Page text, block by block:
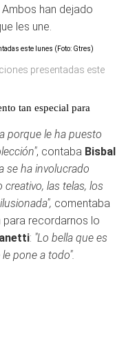
Ambos han dejado
les une.
presentadas este
tan especial para
porque le ha puesto
, contaba Bisbal
se ha involucrado
las telas, los
comentaba
para recordarnos lo
: "Lo bella que es
pone a todo".